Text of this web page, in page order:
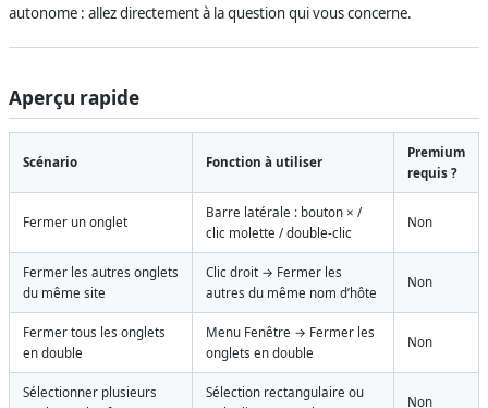
autonome : allez directement à la question qui vous concerne.
Aperçu rapide
Scénario Fonction à utiliser
Premium
requis ?
Fermer un onglet
Barre latérale : bouton × /
clic molette / double-clic
Non
Fermer les autres onglets
du même site
Clic droit → Fermer les
autres du même nom d’hôte
Non
Fermer tous les onglets
en double
Menu Fenêtre → Fermer les
onglets en double
Non
Sélectionner plusieurs
Sélection rectangulaire ou
Non